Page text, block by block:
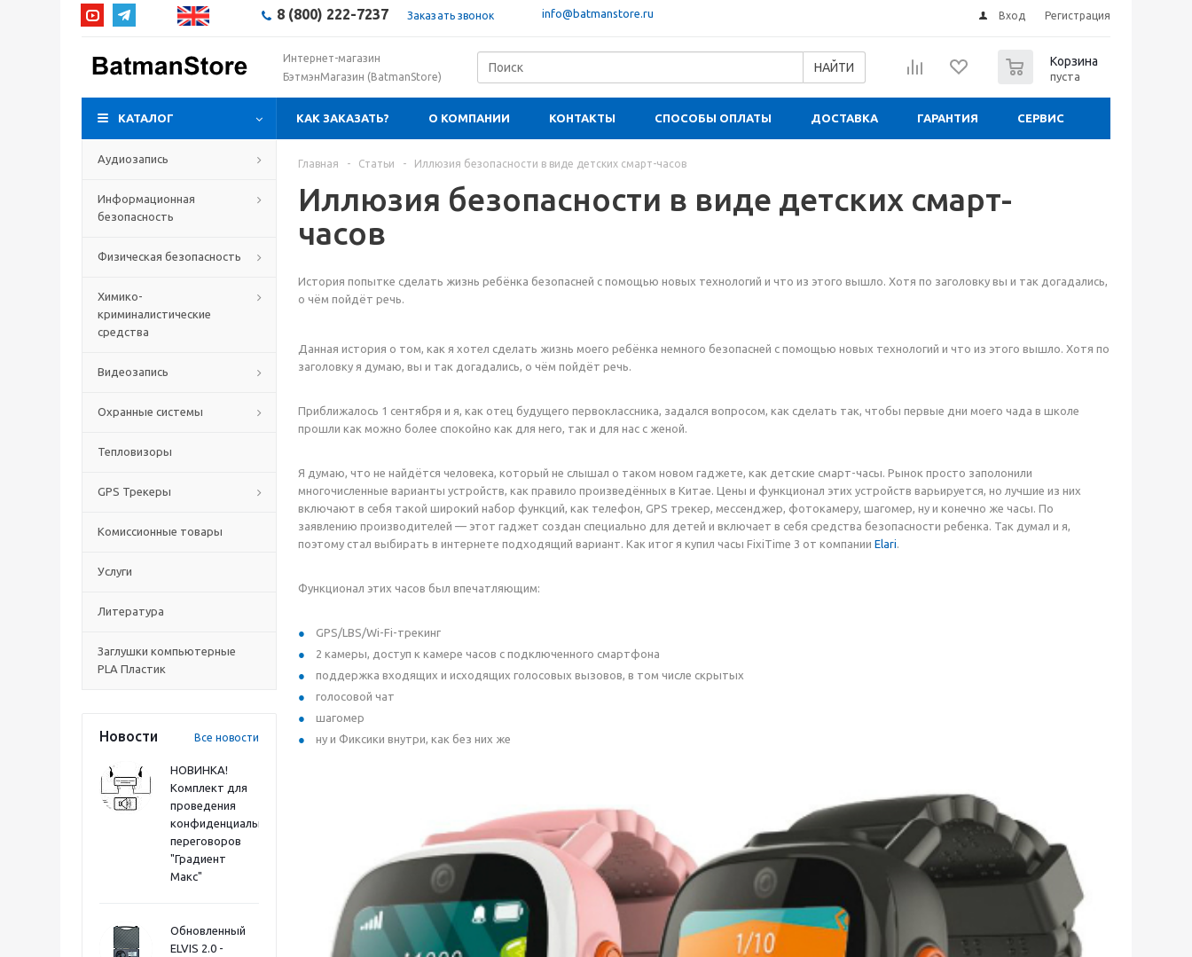
8 (800) 222-7237 Заказать звонок info@batmanstore.ru Вход Регистрация
Интернет-магазин
БэтмэнМагазин (BatmanStore)
НАЙТИ Корзина
пуста
КАТАЛОГ КАК ЗАКАЗАТЬ? О КОМПАНИИ КОНТАКТЫ СПОСОБЫ ОПЛАТЫ ДОСТАВКА ГАРАНТИЯ СЕРВИС
Аудиозапись
Информационная
безопасность
Физическая безопасность
Химико-
криминалистические
средства
Видеозапись
Охранные системы
Тепловизоры
GPS Трекеры
Комиссионные товары
Услуги
Литература
Заглушки компьютерные
PLA Пластик
Новости Все новости
НОВИНКА!
Комплект для
проведения
конфиденциальных
переговоров
"Градиент
Макс"
Обновленный
ELVIS 2.0 -
Главная - Статьи - Иллюзия безопасности в виде детских смарт-часов
Иллюзия безопасности в виде детских смарт-
часов
История попытке сделать жизнь ребёнка безопасней с помощью новых технологий и что из этого вышло. Хотя по заголовку вы и так догадались,
о чём пойдёт речь.
Данная история о том, как я хотел сделать жизнь моего ребёнка немного безопасней с помощью новых технологий и что из этого вышло. Хотя по
заголовку я думаю, вы и так догадались, о чём пойдёт речь.
Приближалось 1 сентября и я, как отец будущего первоклассника, задался вопросом, как сделать так, чтобы первые дни моего чада в школе
прошли как можно более спокойно как для него, так и для нас с женой.
Я думаю, что не найдётся человека, который не слышал о таком новом гаджете, как детские смарт-часы. Рынок просто заполонили
многочисленные варианты устройств, как правило произведённых в Китае. Цены и функционал этих устройств варьируется, но лучшие из них
включают в себя такой широкий набор функций, как телефон, GPS трекер, мессенджер, фотокамеру, шагомер, ну и конечно же часы. По
заявлению производителей — этот гаджет создан специально для детей и включает в себя средства безопасности ребенка. Так думал и я,
поэтому стал выбирать в интернете подходящий вариант. Как итог я купил часы FixiTime 3 от компании Elari.
Функционал этих часов был впечатляющим:
GPS/LBS/Wi-Fi-трекинг
2 камеры, доступ к камере часов с подключенного смартфона
поддержка входящих и исходящих голосовых вызовов, в том числе скрытых
голосовой чат
шагомер
ну и Фиксики внутри, как без них же